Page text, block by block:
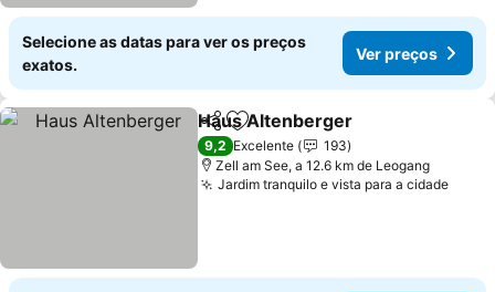
Selecione as datas para ver os preços
exatos.
Ver preços
PartilharAdicionar aos favoritos
Haus Altenberger
9,2 Excelente
193
Zell am See, a 12.6 km de Leogang
Jardim tranquilo e vista para a cidadeVer